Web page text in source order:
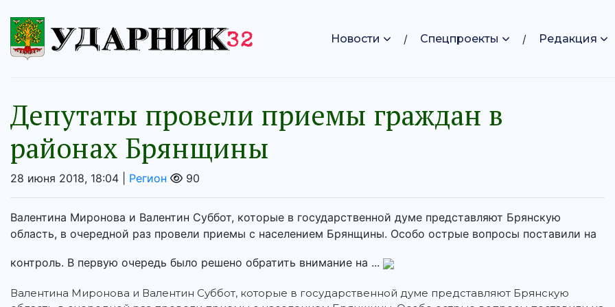
Новости Спецпроекты Редакция
Депутаты провели приемы граждан в
районах Брянщины
28 июня 2018, 18:04 | Регион 90
Валентина Миронова и Валентин Суббот, которые в государственной думе представляют Брянскую
область, в очередной раз провели приемы с населением Брянщины. Особо острые вопросы поставили на
контроль. В первую очередь было решено обратить внимание на ...
Валентина Миронова и Валентин Суббот, которые в государственной думе представляют Брянскую